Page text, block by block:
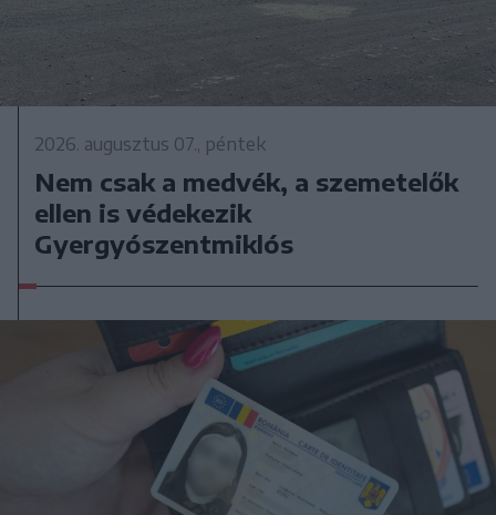
2026. augusztus 07., péntek
Nem csak a medvék, a szemetelők
ellen is védekezik
Gyergyószentmiklós